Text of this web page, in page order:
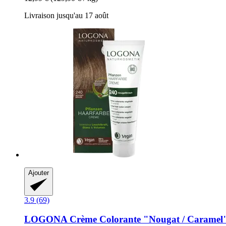
Livraison jusqu'au 17 août
Ajouter
3.9 (69)
LOGONACrème Colorante "Nougat /